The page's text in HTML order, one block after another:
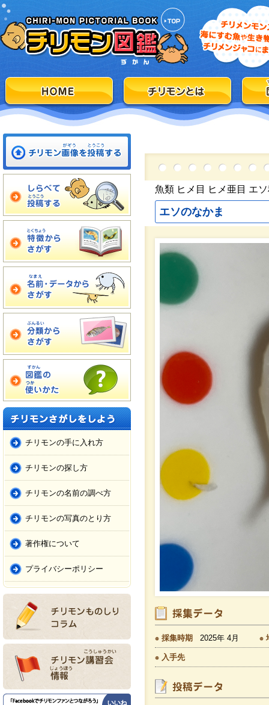
チリモンの手に入れ方
チリモンの探し方
チリモンの名前の調べ方
チリモンの写真のとり方
著作権について
プライバシーポリシー
魚類 ヒメ目 ヒメ亜目 エ
エソのなかま
採集時期 2025年 4月
入手先